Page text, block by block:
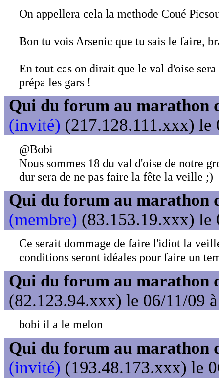
On appellera cela la methode Coué
Bon tu vois Arsenic que tu sais le faire,
En tout cas on dirait que le val d'oise
prépa les gars !
Qui du forum au marathon
(invité) (217.128.111.xxx) le
@Bobi
Nous sommes 18 du val d'oise de notre
dur sera de ne pas faire la fête la veille ;)
Qui du forum au marathon
(membre) (83.153.19.xxx) le
Ce serait dommage de faire l'idiot la
conditions seront idéales pour faire un
Qui du forum au marathon
(82.123.94.xxx) le 06/11/09
bobi il a le melon
Qui du forum au marathon
(invité) (193.48.173.xxx) le